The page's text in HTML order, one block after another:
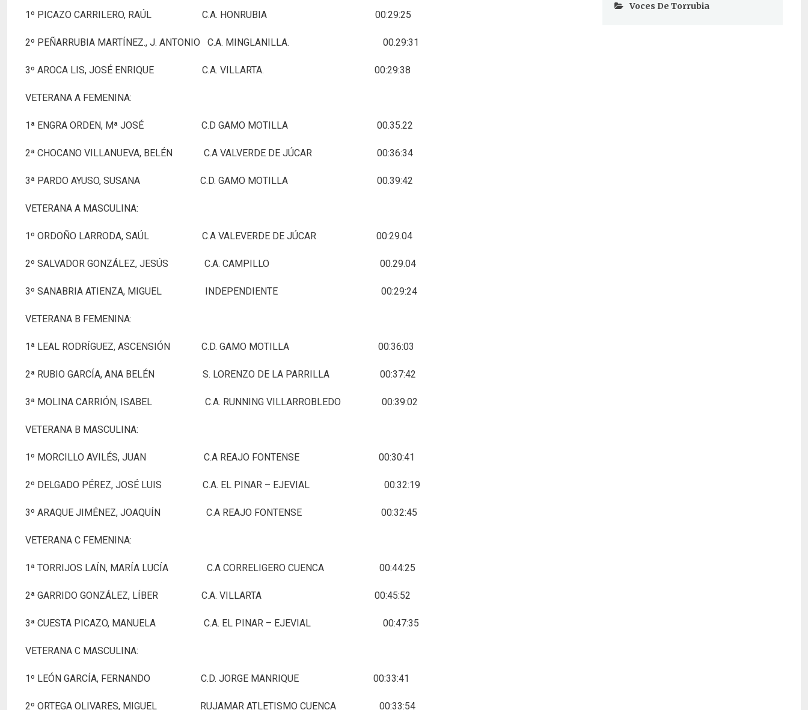
1º PICAZO CARRILERO, RAÚL C.A. HONRUBIA 00:29:25
2º PEÑARRUBIA MARTÍNEZ., J. ANTONIO C.A. MINGLANILLA. 00.29:31
3º AROCA LIS, JOSÉ ENRIQUE C.A. VILLARTA. 00:29:38
VETERANA A FEMENINA:
1ª ENGRA ORDEN, Mª JOSÉ C.D GAMO MOTILLA 00.35.22
2ª CHOCANO VILLANUEVA, BELÉN C.A VALVERDE DE JÚCAR 00:36:34
3ª PARDO AYUSO, SUSANA C.D. GAMO MOTILLA 00.39:42
VETERANA A MASCULINA:
1º ORDOÑO LARRODA, SAÚL C.A VALEVERDE DE JÚCAR 00:29.04
2º SALVADOR GONZÁLEZ, JESÚS C.A. CAMPILLO 00.29.04
3º SANABRIA ATIENZA, MIGUEL INDEPENDIENTE 00:29:24
VETERANA B FEMENINA:
1ª LEAL RODRÍGUEZ, ASCENSIÓN C.D. GAMO MOTILLA 00:36:03
2ª RUBIO GARCÍA, ANA BELÉN S. LORENZO DE LA PARRILLA 00:37:42
3ª MOLINA CARRIÓN, ISABEL C.A. RUNNING VILLARROBLEDO 00:39:02
VETERANA B MASCULINA:
1º MORCILLO AVILÉS, JUAN C.A REAJO FONTENSE 00:30:41
2º DELGADO PÉREZ, JOSÉ LUIS C.A. EL PINAR – EJEVIAL 00:32:19
3º ARAQUE JIMÉNEZ, JOAQUÍN C.A REAJO FONTENSE 00:32:45
VETERANA C FEMENINA:
1ª TORRIJOS LAÍN, MARÍA LUCÍA C.A CORRELIGERO CUENCA 00:44:25
2ª GARRIDO GONZÁLEZ, LÍBER C.A. VILLARTA 00:45:52
3ª CUESTA PICAZO, MANUELA C.A. EL PINAR – EJEVIAL 00:47:35
VETERANA C MASCULINA:
1º LEÓN GARCÍA, FERNANDO C.D. JORGE MANRIQUE 00:33:41
2º ORTEGA OLIVARES, MIGUEL RUJAMAR ATLETISMO CUENCA 00:33:54
Voces De Torrubia